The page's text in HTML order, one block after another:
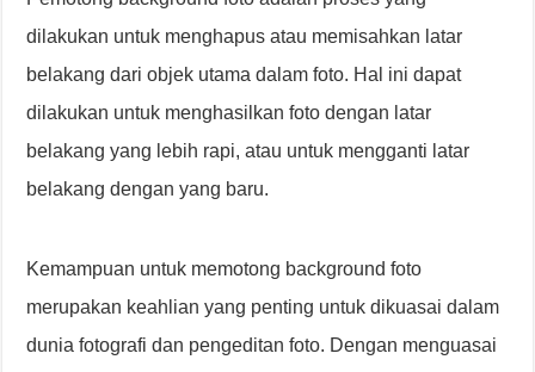
dilakukan untuk menghapus atau memisahkan latar
belakang dari objek utama dalam foto. Hal ini dapat
dilakukan untuk menghasilkan foto dengan latar
belakang yang lebih rapi, atau untuk mengganti latar
belakang dengan yang baru.
Kemampuan untuk memotong background foto
merupakan keahlian yang penting untuk dikuasai dalam
dunia fotografi dan pengeditan foto. Dengan menguasai